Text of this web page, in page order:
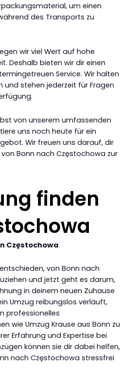
um einen
des Transports zu
wir viel Wert auf hohe
Deshalb bieten wir dir einen
Service. Wir halten
und stehen jederzeit für Fragen
von unserem umfassenden
uns noch heute für ein
Wir freuen uns darauf, dir
Bonn nach Częstochowa zur
finden
Częstochowa
von Bonn nach
und jetzt geht es darum,
in deinem neuen Zuhause
Umzug reibungslos verläuft,
professionelles
wie Umzug Krause aus Bonn zu
Erfahrung und Expertise bei
können sie dir dabei helfen,
nach Częstochowa stressfrei